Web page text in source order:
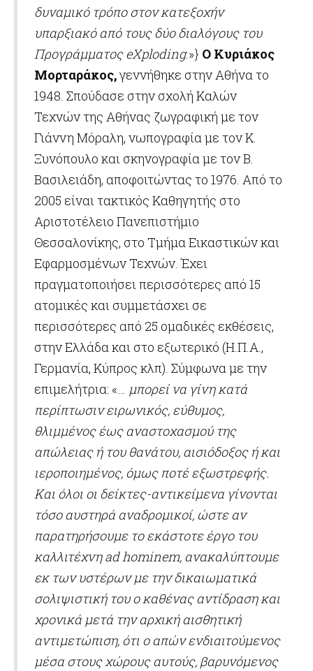
δυναμικό τρόπο στον κατεξοχήν
υπαρξιακό από τους δύο διαλόγους του
Προγράμματος eXploding.»} Ο Κυριάκος
Μορταράκος,γεννήθηκε στην Αθήνα το
1948. Σπούδασε στην σχολή Καλών
Τεχνών της Αθήνας ζωγραφική με τον
Γιάννη Μόραλη, νωπογραφία με τον Κ.
Ξυνόπουλο και σκηνογραφία με τον Β.
Βασιλειάδη, αποφοιτώντας το 1976. Από το
2005 είναι τακτικός Καθηγητής στο
Αριστοτέλειο Πανεπιστήμιο
Θεσσαλονίκης, στο Τμήμα Εικαστικών και
Εφαρμοσμένων Τεχνών. Έχει
πραγματοποιήσει περισσότερες από 15
ατομικές και συμμετάσχει σε
περισσότερες από 25 ομαδικές εκθέσεις,
στην Ελλάδα και στο εξωτερικό (Η.Π.Α.,
Γερμανία, Κύπρος κλπ). Σύμφωνα με την
επιμελήτρια: «… μπορεί να γίνη κατά
περίπτωσιν ειρωνικός, εύθυμος,
θλιμμένος έως αναστοχασμού της
απώλειας ή του θανάτου, αισιόδοξος ή και
ιεροποιημένος, όμως ποτέ εξωστρεφής.
Και όλοι οι δείκτες-αντικείμενα γίνονται
τόσο αυστηρά αναδρομικοί, ώστε αν
παρατηρήσουμε το εκάστοτε έργο του
καλλιτέχνη ad hominem, ανακαλύπτουμε
εκ των υστέρων με την δικαιωματικά
σολιψιστική του ο καθένας αντίδραση και
χρονικά μετά την αρχική αισθητική
αντιμετώπιση, ότι ο απών ενδιαιτούμενος
μέσα στους χώρους αυτούς, βαρυνόμενος